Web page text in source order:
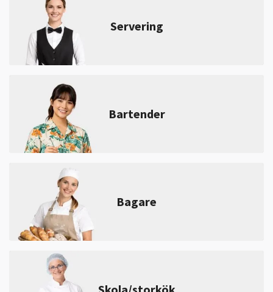
Servering
Bartender
Bagare